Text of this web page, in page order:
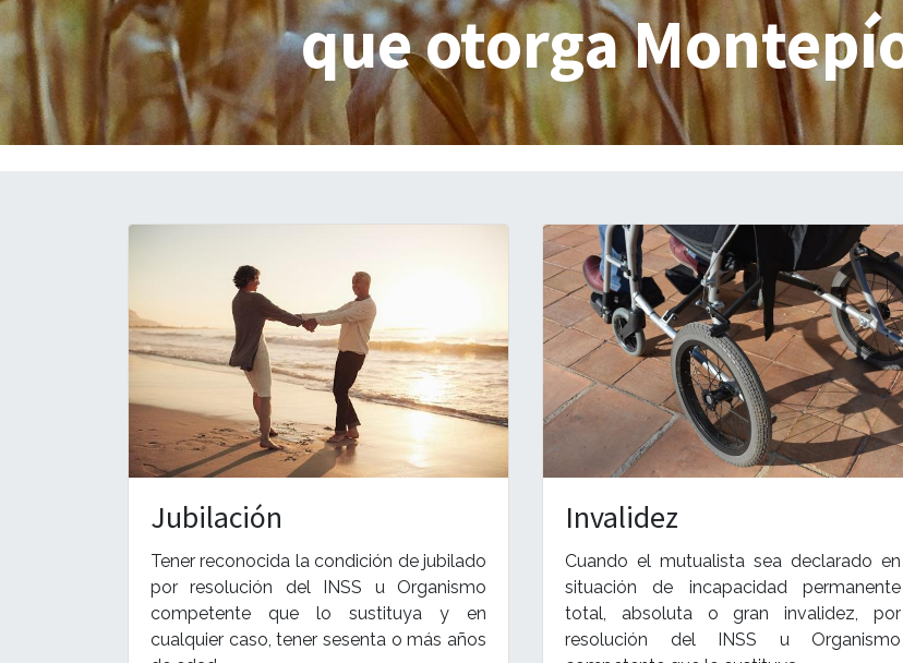
que otorga
Jubilación
Tener reconocida la condición de jubilado
por resolución del INSS u Organismo
competente que lo sustituya y en
cualquier caso, tener sesenta o más años
Invalidez
Cuando el mutualista sea declarado en
situación de incapacidad permanente
total, absoluta o gran invalidez, por
resolución del INSS u Organismo